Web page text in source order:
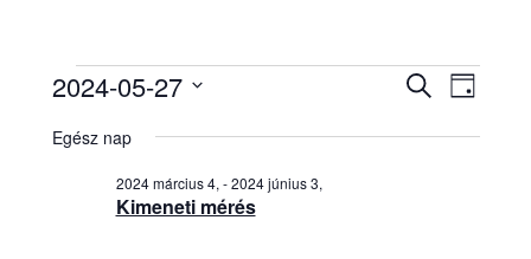
Események
for
2024
KERESETT
KIFEJEZÉS
nézet
NAP
2024-05-27
kiválasztása.
Egész nap
Kimeneti mérés
2024 március 4, -2024 június 3,